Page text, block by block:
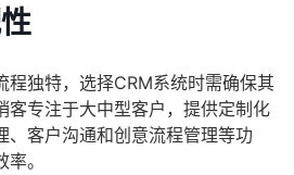
程独特，选择CRM系统时需确保其
客专注于大中型客户，提供定制化
、客户沟通和创意流程管理等功
。